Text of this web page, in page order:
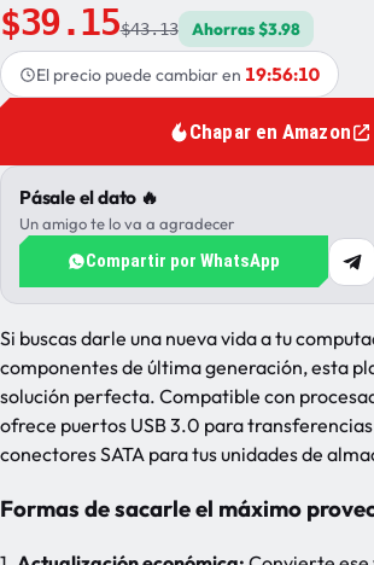
$39.15$43.13 Ahorras $3.98
El precio puede cambiar en 19:56:10
Chapar en Amazon
Pásale el dato 🔥
Un amigo te lo va a agradecer
Compartir por WhatsApp
Si buscas darle una nueva vida a tu
componentes de última generación, esta
solución perfecta. Compatible con
ofrece puertos USB 3.0 para
conectores SATA para tus unidades de
Formas de sacarle el máximo